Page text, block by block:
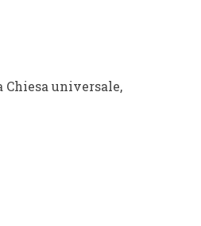
universale,